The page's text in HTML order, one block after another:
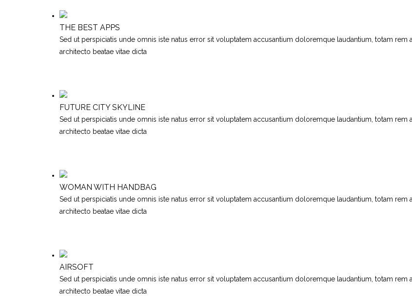
THE BEST APPS
Sed ut perspiciatis unde omnis iste natus error sit voluptatem accusantium doloremque laudantium, totam rem
architecto beatae vitae dicta
FUTURE CITY SKYLINE
Sed ut perspiciatis unde omnis iste natus error sit voluptatem accusantium doloremque laudantium, totam rem
architecto beatae vitae dicta
WOMAN WITH HANDBAG
Sed ut perspiciatis unde omnis iste natus error sit voluptatem accusantium doloremque laudantium, totam rem
architecto beatae vitae dicta
AIRSOFT
Sed ut perspiciatis unde omnis iste natus error sit voluptatem accusantium doloremque laudantium, totam rem
architecto beatae vitae dicta